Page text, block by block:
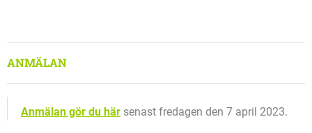
ANMÄLAN
Anmälan gör du här senast fredagen den 7 april 2023.